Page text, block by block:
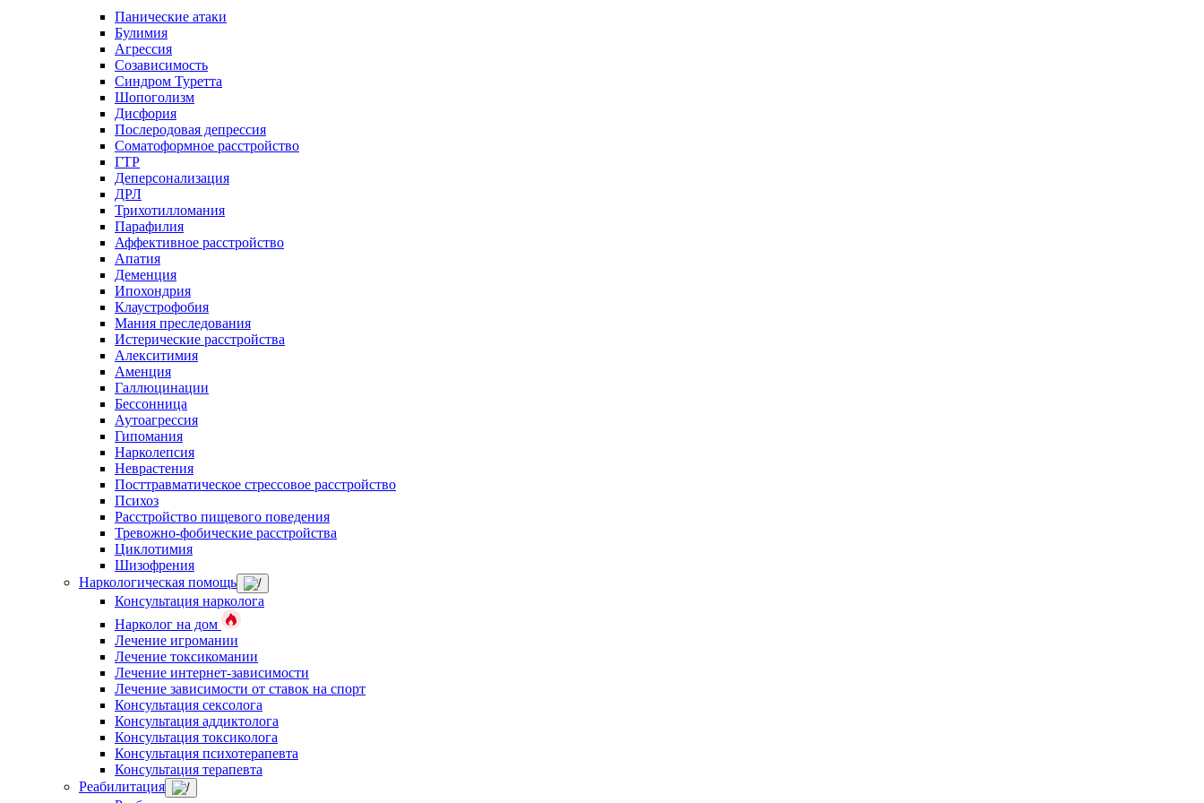
Панические атаки
Булимия
Агрессия
Созависимость
Синдром Туретта
Шопоголизм
Дисфория
Послеродовая депрессия
Соматоформное расстройство
ГТР
Деперсонализация
ДРЛ
Трихотилломания
Парафилия
Аффективное расстройство
Апатия
Деменция
Ипохондрия
Клаустрофобия
Мания преследования
Истерические расстройства
Алекситимия
Аменция
Галлюцинации
Бессонница
Аутоагрессия
Гипомания
Нарколепсия
Неврастения
Посттравматическое стрессовое расстройство
Психоз
Расстройство пищевого поведения
Тревожно-фобические расстройства
Циклотимия
Шизофрения
Наркологическая помощь
Консультация нарколога
Нарколог на дом
Лечение игромании
Лечение токсикомании
Лечение интернет-зависимости
Лечение зависимости от ставок на спорт
Консультация сексолога
Консультация аддиктолога
Консультация токсиколога
Консультация психотерапевта
Консультация терапевта
Реабилитация